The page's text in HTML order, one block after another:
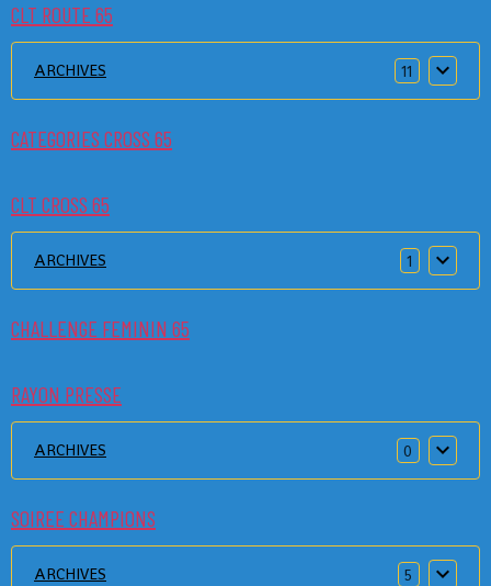
CLT ROUTE 65
ARCHIVES 11
CATEGORIES CROSS 65
CLT CROSS 65
ARCHIVES 1
CHALLENGE FEMININ 65
RAYON PRESSE
ARCHIVES 0
SOIREE CHAMPIONS
ARCHIVES 5